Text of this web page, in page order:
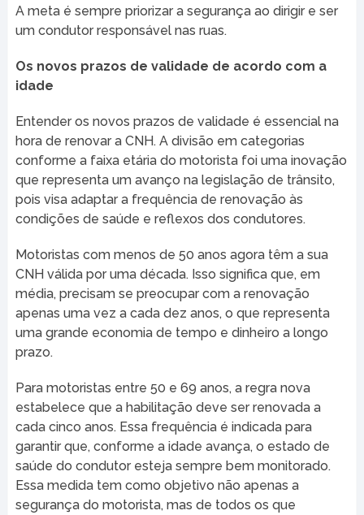
A meta é sempre priorizar a segurança ao dirigir e ser
um condutor responsável nas ruas.
Os novos prazos de validade de acordo com a
idade
Entender os novos prazos de validade é essencial na
hora de renovar a CNH. A divisão em categorias
conforme a faixa etária do motorista foi uma inovação
que representa um avanço na legislação de trânsito,
pois visa adaptar a frequência de renovação às
condições de saúde e reflexos dos condutores.
Motoristas com menos de 50 anos agora têm a sua
CNH válida por uma década. Isso significa que, em
média, precisam se preocupar com a renovação
apenas uma vez a cada dez anos, o que representa
uma grande economia de tempo e dinheiro a longo
prazo.
Para motoristas entre 50 e 69 anos, a regra nova
estabelece que a habilitação deve ser renovada a
cada cinco anos. Essa frequência é indicada para
garantir que, conforme a idade avança, o estado de
saúde do condutor esteja sempre bem monitorado.
Essa medida tem como objetivo não apenas a
segurança do motorista, mas de todos os que